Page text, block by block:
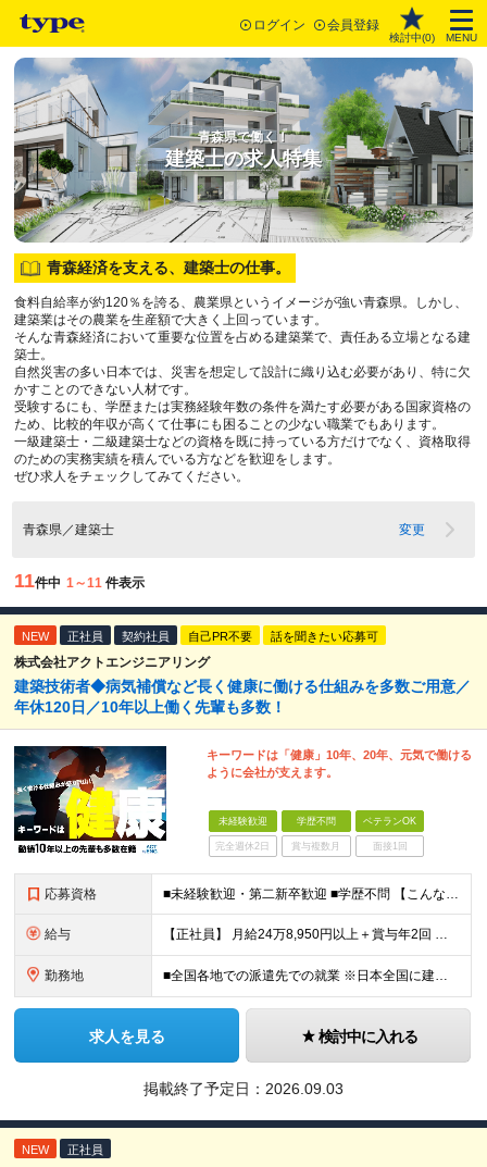
ログイン 会員登録
検討中(0) MENU
青森県で働く！
建築士の求人特集
青森経済を支える、建築士の仕事。
食料自給率が約120％を誇る、農業県というイメージが強い青森県。しかし、
建築業はその農業を生産額で大きく上回っています。
そんな青森経済において重要な位置を占める建築業で、責任ある立場となる建
築士。
自然災害の多い日本では、災害を想定して設計に織り込む必要があり、特に欠
かすことのできない人材です。
受験するにも、学歴または実務経験年数の条件を満たす必要がある国家資格の
ため、比較的年収が高くて仕事にも困ることの少ない職業でもあります。
一級建築士・二級建築士などの資格を既に持っている方だけでなく、資格取得
のための実務実績を積んでいる方などを歓迎をします。
ぜひ求人をチェックしてみてください。
青森県／建築士 変更
11件中 1～11 件表示
NEW 正社員 契約社員 自己PR不要 話を聞きたい応募可
株式会社アクトエンジニアリング
建築技術者◆病気補償など長く健康に働ける仕組みを多数ご用意／
年休120日／10年以上働く先輩も多数！
キーワードは「健康」10年、20年、元気で働ける
ように会社が支えます。
未経験歓迎 学歴不問 ベテランOK
完全週休2日 賞与複数月 面接1回
応募資格 ■未経験歓迎・第二新卒歓迎 ■学歴不問 【こんな方はぜひご応募ください】 ■大手ゼネコンのプロジェクトに関わってみたい ■福利厚生が整った会社で働きたい ■年収アップを狙いたい ■スケールの大きな仕
給与 【正社員】 月給24万8,950円以上＋賞与年2回 ※年齢・経験・スキル等を考慮の上、当社規定により決定します。 ※残業代、通勤交通費は別途全額支給しています。 【契約社員】 月給28万2,080円
勤務地 ■全国各地での派遣先での就業 ※日本全国に建設技術者のニーズがあります。U・Iターン希望の方も歓迎しておりますので、ご希望を気軽にお聞かせください。 ◆本社／東京都港区赤坂3-8-15 THE AK
求人を見る 検討中に入れる
掲載終了予定日： 2026.09.03
NEW 正社員